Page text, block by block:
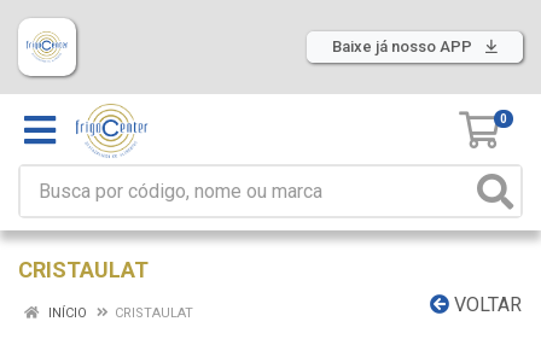
Baixe já nosso APP
0
CRISTAULAT
VOLTAR
INÍCIO CRISTAULAT